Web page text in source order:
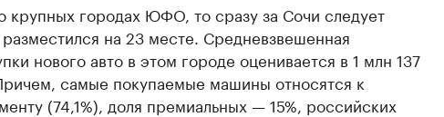
крупных городах ЮФО, то сразу за Сочи следует
на 23 месте. Средневзвешенная
нового авто в этом городе оценивается в 1 млн 137
самые покупаемые машины относятся к
(74,1%), доля премиальных — 15%, российских